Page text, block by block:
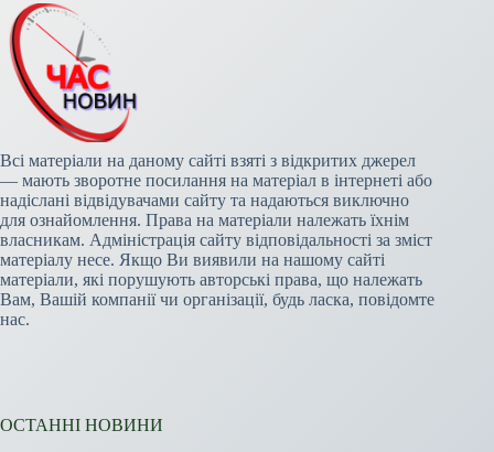
Всі матеріали на даному сайті взяті з відкритих джерел
— мають зворотне посилання на матеріал в інтернеті або
надіслані відвідувачами сайту та надаються виключно
для ознайомлення. Права на матеріали належать їхнім
власникам. Адміністрація сайту відповідальності за зміст
матеріалу несе. Якщо Ви виявили на нашому сайті
матеріали, які порушують авторські права, що належать
Вам, Вашій компанії чи організації, будь ласка, повідомте
нас.
ОСТАННІ НОВИНИ